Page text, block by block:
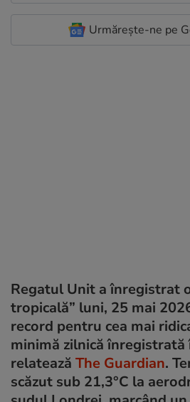
Urmărește-ne pe
Regatul Unit a înregistrat
tropicală” luni, 25 mai
record pentru cea mai
minimă zilnică înregistrată
relatează The Guardian.
scăzut sub 21,3°C la